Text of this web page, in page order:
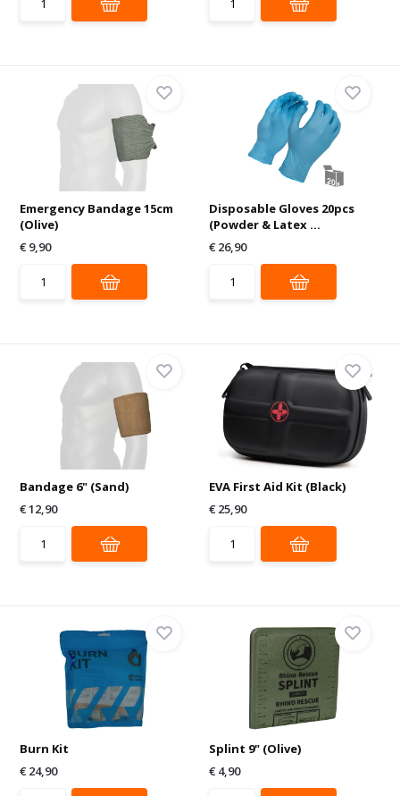
Emergency Bandage 15cm
(Olive)
€ 9,90
Disposable Gloves 20pcs
(Powder & Latex ...
€ 26,90
Bandage 6" (Sand)
€ 12,90
EVA First Aid Kit (Black)
€ 25,90
Burn Kit
€ 24,90
Splint 9" (Olive)
€ 4,90